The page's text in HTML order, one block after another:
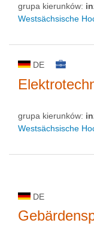
status uczelni
grupa kierunków:
Westsächsische
DE
grupa kierunków:
Westsächsische
DE